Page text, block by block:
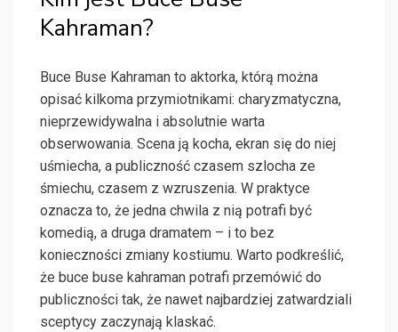
Kahraman?
Buce Buse Kahraman to aktorka, którą można
opisać kilkoma przymiotnikami: charyzmatyczna,
nieprzewidywalna i absolutnie warta
obserwowania. Scena ją kocha, ekran się do niej
uśmiecha, a publiczność czasem szlocha ze
śmiechu, czasem z wzruszenia. W praktyce
oznacza to, że jedna chwila z nią potrafi być
komedią, a druga dramatem – i to bez
konieczności zmiany kostiumu. Warto podkreślić,
że buce buse kahraman potrafi przemówić do
publiczności tak, że nawet najbardziej zatwardziali
sceptycy zaczynają klaskać.